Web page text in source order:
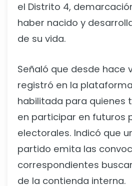
el Distrito 4,
haber nacido y
de su vida.
Señaló que desde hace
registró en la
habilitada para quienes
en participar en futuros
electorales. Indicó que
partido emita las
correspondientes
de la contienda interna.